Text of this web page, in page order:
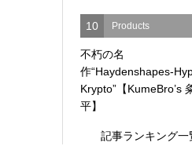
10 Products
不朽の名
作“Haydenshapes-
Krypto”【KumeBro’s
平】
記事ランキング一